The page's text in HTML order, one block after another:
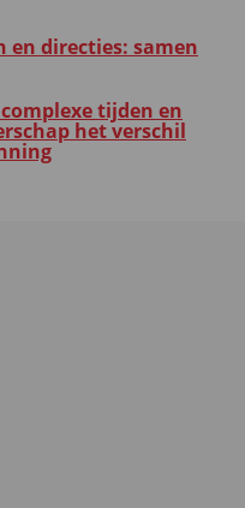
en directies: samen
tijden en
het verschil